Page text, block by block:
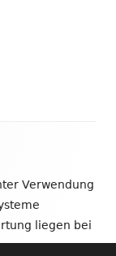
Verwendung
liegen bei